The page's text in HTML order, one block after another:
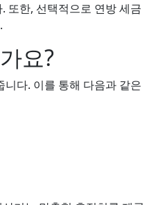
또한, 선택적으로 연방 세금
요?
다. 이를 통해 다음과 같은